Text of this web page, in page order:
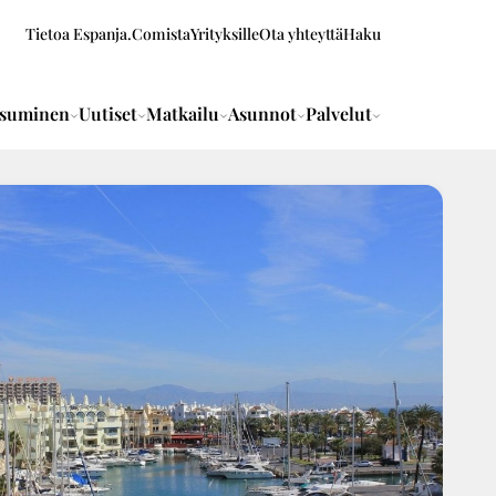
Tietoa Espanja.ComistaYrityksilleOta yhteyttäHaku
Uutiset Matkailu Asunnot Palvelut